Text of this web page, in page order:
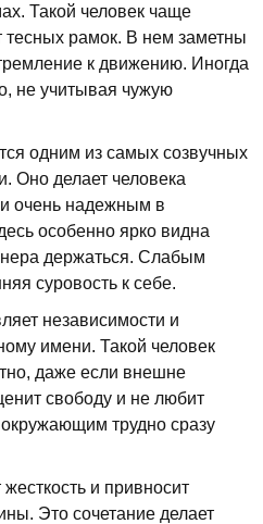
Такой человек чаще
тесных рамок. В нем заметны
к движению. Иногда
не учитывая чужую
одним из самых созвучных
Оно делает человека
очень надежным в
особенно ярко видна
держаться. Слабым
суровость к себе.
независимости и
имени. Такой человек
даже если внешне
свободу и не любит
трудно сразу
жесткость и привносит
Это сочетание делает